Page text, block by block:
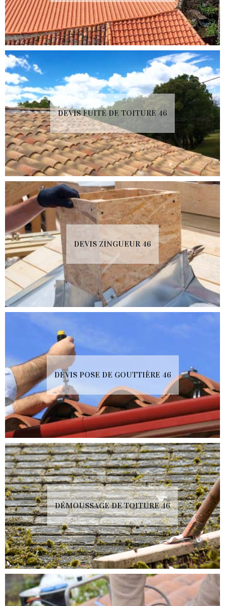
DEVIS FUITE DE TOITURE 46
DEVIS ZINGUEUR 46
DEVIS POSE DE GOUTTIÈRE 46
DÉMOUSSAGE DE TOITURE 46